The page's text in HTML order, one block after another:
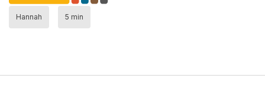
Hannah 5 min